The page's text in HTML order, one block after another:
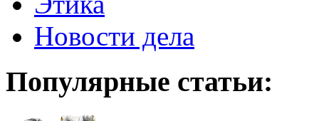
Новости дела
Популярные статьи: